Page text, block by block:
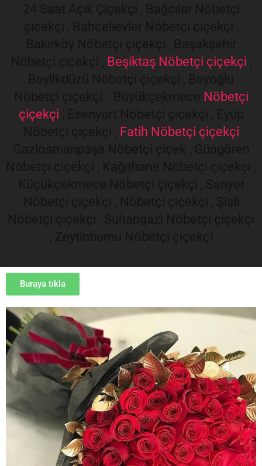
Beşiktaş Nöbetçi çiçekçi
Nöbetçi
çiçekçi
Fatih Nöbetçi çiçekçi
Buraya tıkla